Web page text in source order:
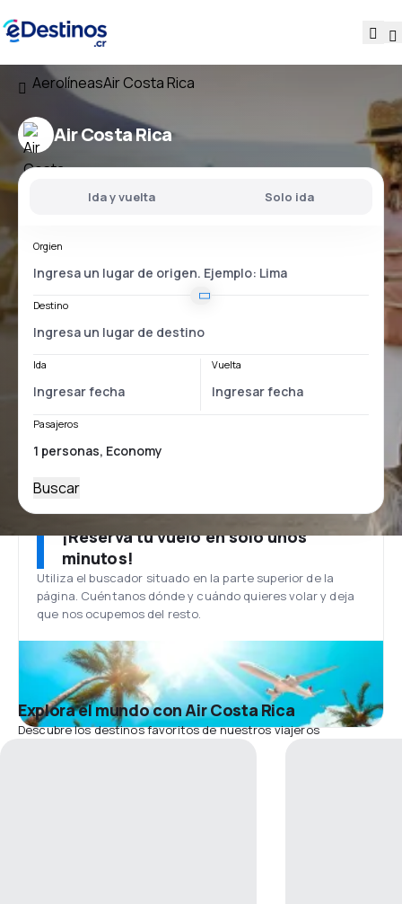
AerolíneasAir Costa Rica
Air Costa Rica
Ida y vuelta Solo ida
Orgien
Destino
Ida Vuelta
Pasajeros
Buscar
¡Reserva tu vuelo en solo unos
minutos!
Utiliza el buscador situado en la parte superior de la
página. Cuéntanos dónde y cuándo quieres volar y deja
que nos ocupemos del resto.
Explora el mundo con Air Costa Rica
Descubre los destinos favoritos de nuestros viajeros